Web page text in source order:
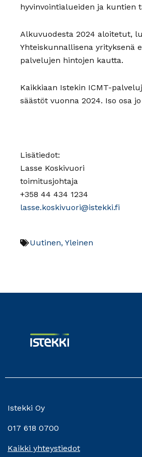
hyvinvointialueiden ja kuntien
Alkuvuodesta 2024 aloitetut,
Yhteiskunnallisena yrityksenä
palvelujen hintojen kautta.
Kaikkiaan Istekin ICMT-
säästöt vuonna 2024. Iso osa
Lisätiedot:
Lasse Koskivuori
toimitusjohtaja
+358 44 434 1234
lasse.koskivuori@istekki.fi
Uutinen, Yleinen
Istekki Oy
017 618 0700
Kaikki yhteystiedot